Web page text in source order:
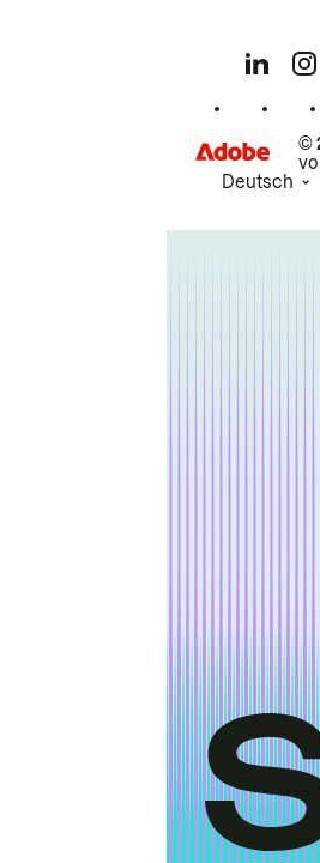
©
Deutsch